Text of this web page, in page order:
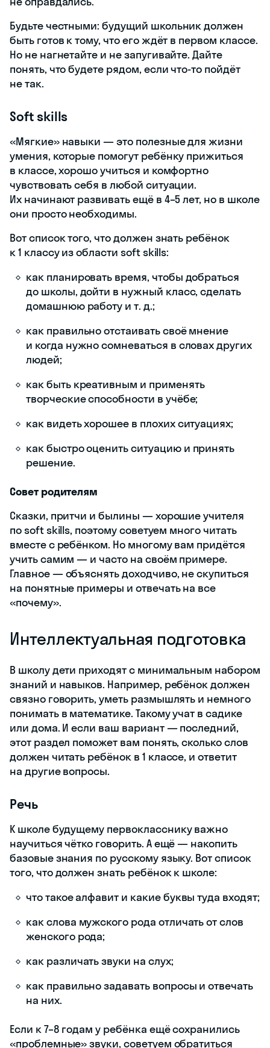
Будьте честными: будущий школьник должен
быть готов к тому, что его ждёт в первом классе.
Но не нагнетайте и не запугивайте. Дайте
понять, что будете рядом, если что-то пойдёт
не так.
Soft skills
«Мягкие» навыки — это полезные для жизни
умения, которые помогут ребёнку прижиться
в классе, хорошо учиться и комфортно
чувствовать себя в любой ситуации.
Их начинают развивать ещё в 4–5 лет, но в школе
они просто необходимы.
Вот список того, что должен знать ребёнок
к 1 классу из области soft skills:
как планировать время, чтобы добраться
до школы, дойти в нужный класс, сделать
домашнюю работу и т. д.;
как правильно отстаивать своё мнение
и когда нужно сомневаться в словах других
людей;
как быть креативным и применять
творческие способности в учёбе;
как видеть хорошее в плохих ситуациях;
как быстро оценить ситуацию и принять
решение.
Совет родителям
Сказки, притчи и былины — хорошие учителя
по soft skills, поэтому советуем много читать
вместе с ребёнком. Но многому вам придётся
учить самим — и часто на своём примере.
Главное — объяснять доходчиво, не скупиться
на понятные примеры и отвечать на все
«почему».
Интеллектуальная подготовка
В школу дети приходят с минимальным набором
знаний и навыков. Например, ребёнок должен
связно говорить, уметь размышлять и немного
понимать в математике. Такому учат в садике
или дома. И если ваш вариант — последний,
этот раздел поможет вам понять, сколько слов
должен читать ребёнок в 1 классе, и ответит
на другие вопросы.
Речь
К школе будущему первокласснику важно
научиться чётко говорить. А ещё — накопить
базовые знания по русскому языку. Вот список
того, что должен знать ребёнок к школе:
что такое алфавит и какие буквы туда входят;
как слова мужского рода отличать от слов
женского рода;
как различать звуки на слух;
как правильно задавать вопросы и отвечать
на них.
Если к 7–8 годам у ребёнка ещё сохранились
«проблемные» звуки, советуем обратиться